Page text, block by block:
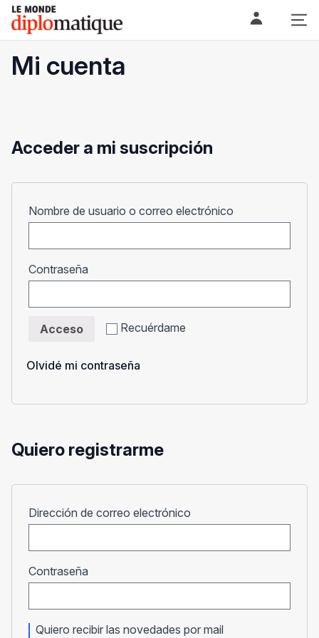
Skip
content
Le monde diplomatique
Mi cuenta
Acceder a mi suscripción
Nombre de usuario o correo electrónico
Contraseña
Recuérdame
Acceso
Olvidé mi contraseña
Quiero registrarme
Dirección de correo electrónico
Contraseña
Quiero recibir las novedades por mail